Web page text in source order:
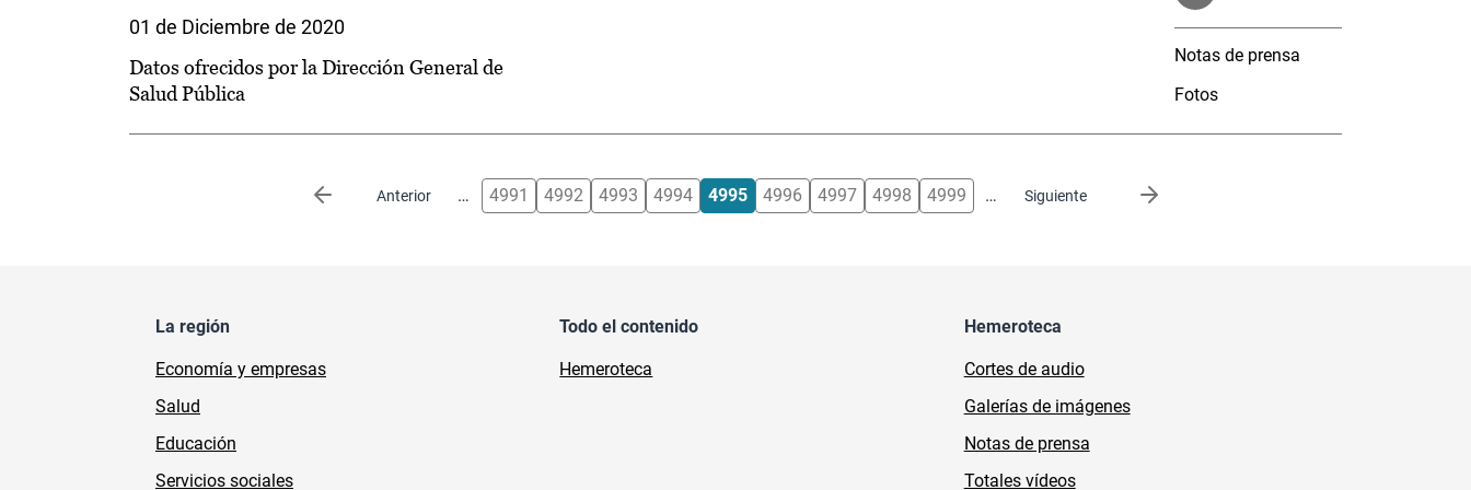
01 de Diciembre de 2020
Datos ofrecidos por la Dirección General de
Salud Pública
Notas de prensa
Fotos
Anterior
Página anterior … 4991 4992 4993 4994 4995 4996 4997 4998 4999 … Siguiente
Siguiente página
La región
Economía y empresas
Salud
Educación
Servicios sociales
Todo el contenido
Hemeroteca
Hemeroteca
Cortes de audio
Galerías de imágenes
Notas de prensa
Totales vídeos